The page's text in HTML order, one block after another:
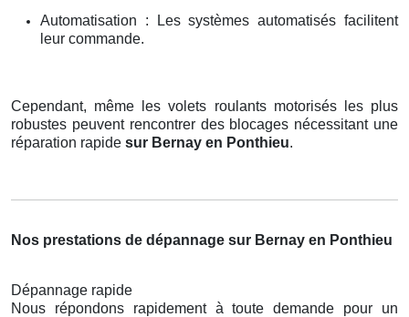
Automatisation : Les systèmes automatisés facilitent
leur commande.
Cependant, même les volets roulants motorisés les plus
robustes peuvent rencontrer des blocages nécessitant une
réparation rapide sur Bernay en Ponthieu.
Nos prestations de dépannage sur Bernay en Ponthieu
Dépannage rapide
Nous répondons rapidement à toute demande pour un